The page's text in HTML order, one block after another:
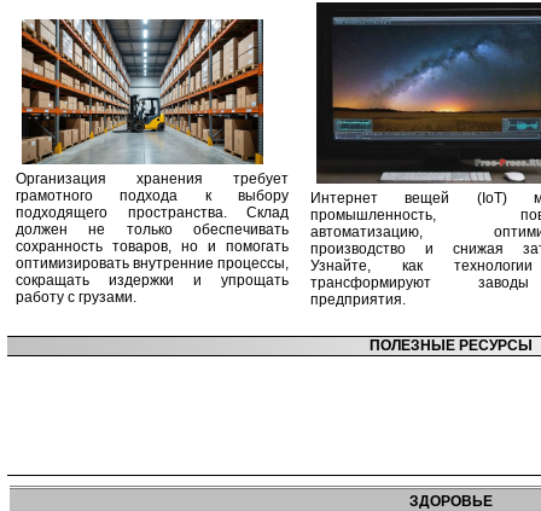
Организация хранения требует
грамотного подхода к выбору
подходящего пространства. Склад
должен не только обеспечивать
сохранность товаров, но и помогать
оптимизировать внутренние процессы,
сокращать издержки и упрощать
работу с грузами.
Интернет вещей (IoT)
промышленность,
автоматизацию,
производство и снижая
Узнайте, как
трансформируют
предприятия.
ПОЛЕЗНЫЕ РЕСУРСЫ
ЗДОРОВЬЕ